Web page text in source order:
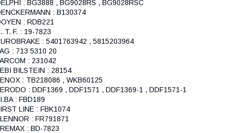
: BG3888 , BG9028RS , BG9028RSC
: B130374
: RDB221
T. F. : 19-7823
: 5401763942 , 5815203964
: 713 5310 20
: 231042
BILSTEIN : 28154
: TB218086 , WKB60125
: DDF1369 , DDF1571 , DDF1369-1 , DDF1571-1
: FBD189
LINE : FBK1074
: FR791871
: BD-7823